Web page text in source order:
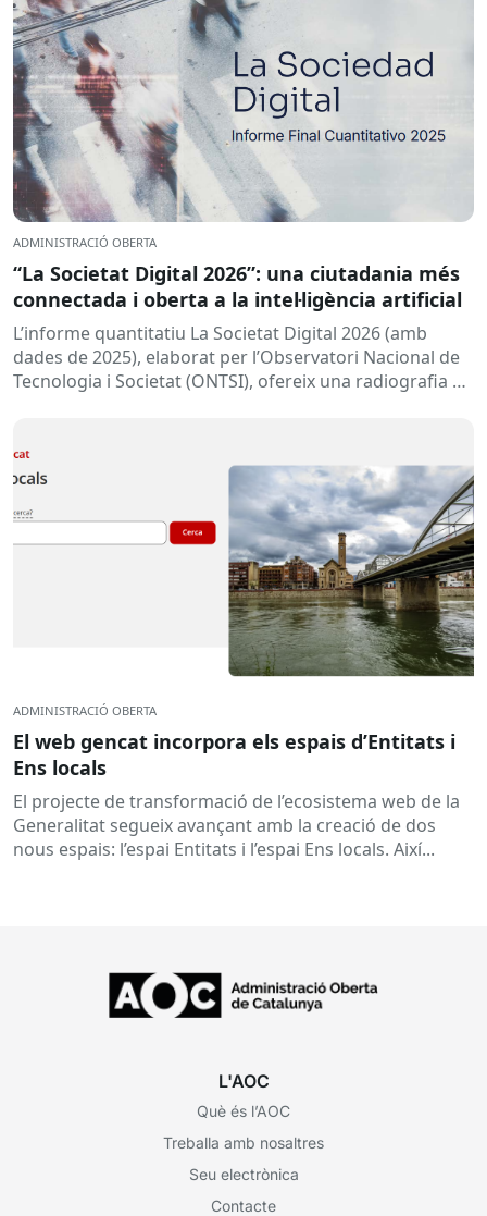
ADMINISTRACIÓ OBERTA
“La Societat Digital 2026”: una ciutadania més
connectada i oberta a la intel·ligència artificial
L’informe quantitatiu La Societat Digital 2026 (amb
dades de 2025), elaborat per l’Observatori Nacional de
Tecnologia i Societat (ONTSI), ofereix una radiografia de
ADMINISTRACIÓ OBERTA
El web gencat incorpora els espais d’Entitats i
Ens locals
El projecte de transformació de l’ecosistema web de la
Generalitat segueix avançant amb la creació de dos
nous espais: l’espai Entitats i l’espai Ens locals. Així...
L'AOC
Què és l’AOC
Treballa amb nosaltres
Seu electrònica
Contacte